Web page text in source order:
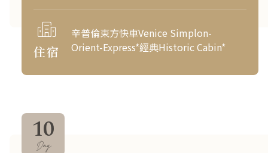
住宿
辛普倫東方快車Venice Simplon-
Orient-Express*經典Historic Cabin*
10
Day